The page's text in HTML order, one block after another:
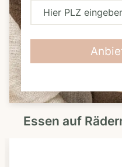
H
L
Z
Essen auf